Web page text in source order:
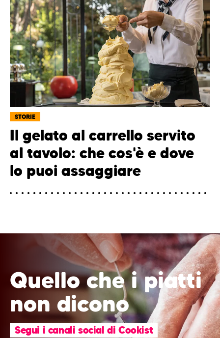
STORIE
Il gelato al carrello servito
al tavolo: che cos'è e dove
lo puoi assaggiare
Quello che i piatti
non dicono
Segui i canali social di Cookist